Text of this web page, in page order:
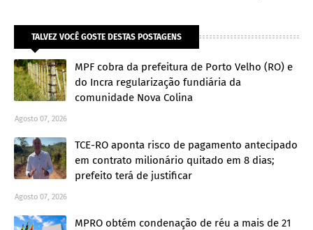
TALVEZ VOCÊ GOSTE DESTAS POSTAGENS
MPF cobra da prefeitura de Porto Velho (RO) e
do Incra regularização fundiária da
comunidade Nova Colina
Agosto 07, 2026
TCE-RO aponta risco de pagamento antecipado
em contrato milionário quitado em 8 dias;
prefeito terá de justificar
Agosto 07, 2026
MPRO obtém condenação de réu a mais de 21